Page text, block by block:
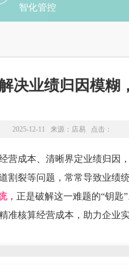
智化管控
决业绩归因模糊
2025-12-11 来源： 店易 点击：
营成本、清晰界定业绩归因
割裂等问题，常常导致业绩
，正是破解这一难题的“钥匙
准核算经营成本，助力企业